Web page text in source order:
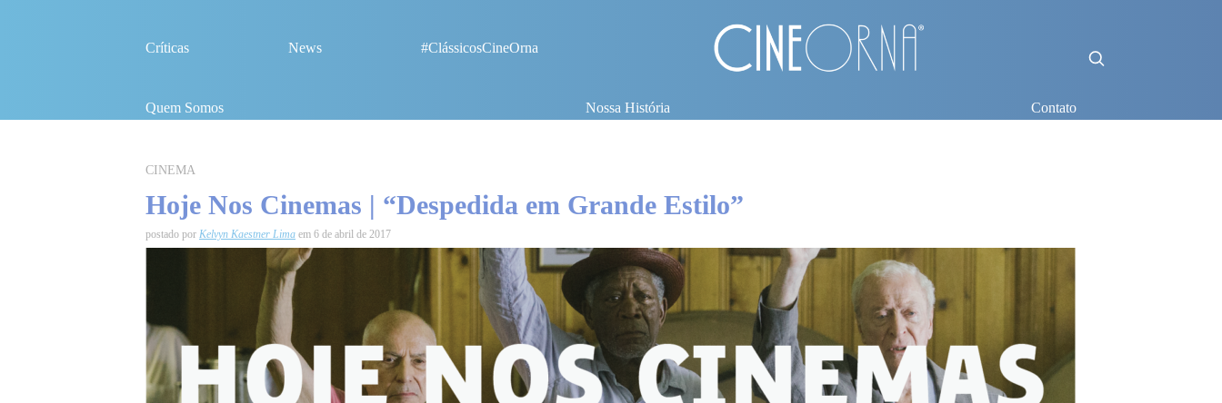
Críticas News #ClássicosCineOrna
Quem Somos Nossa História Contato
CINEMA
Hoje Nos Cinemas | “Despedida em Grande Estilo”
postado por Kelvyn Kaestner Lima em 6 de abril de 2017